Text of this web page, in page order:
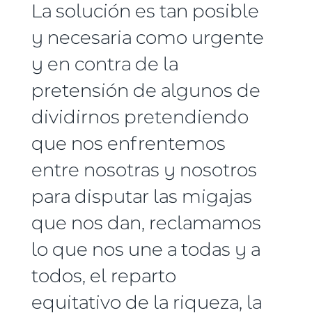
La solución es tan posible
y necesaria como urgente
y en contra de la
pretensión de algunos de
dividirnos pretendiendo
que nos enfrentemos
entre nosotras y nosotros
para disputar las migajas
que nos dan, reclamamos
lo que nos une a todas y a
todos, el reparto
equitativo de la riqueza, la